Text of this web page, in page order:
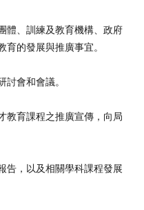
體、訓練及教育機構、政府
的發展與推廣事宜。
討會和會議。
教育課程之推廣宣傳，向局
告，以及相關學科課程發展